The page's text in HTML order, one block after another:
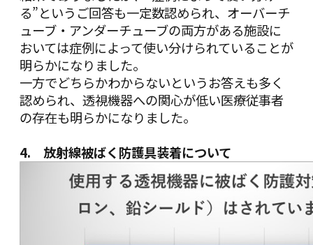
る”というご回答も一定数認められ、オーバーチ
ューブ・アンダーチューブの両方がある施設に
おいては症例によって使い分けられていることが
明らかになりました。
一方でどちらかわからないというお答えも多く
認められ、透視機器への関心が低い医療従事者
の存在も明らかになりました。
4. 放射線被ばく防護具装着について